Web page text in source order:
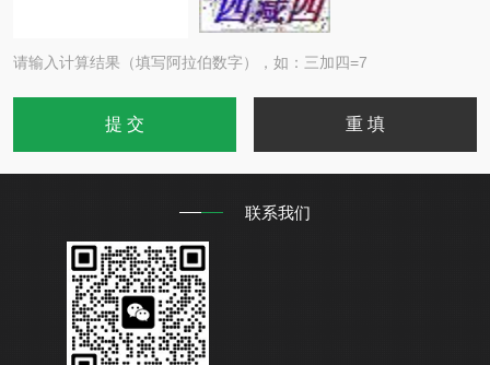
请输入计算结果（填写阿拉伯数字），如：三加四=7
联系我们